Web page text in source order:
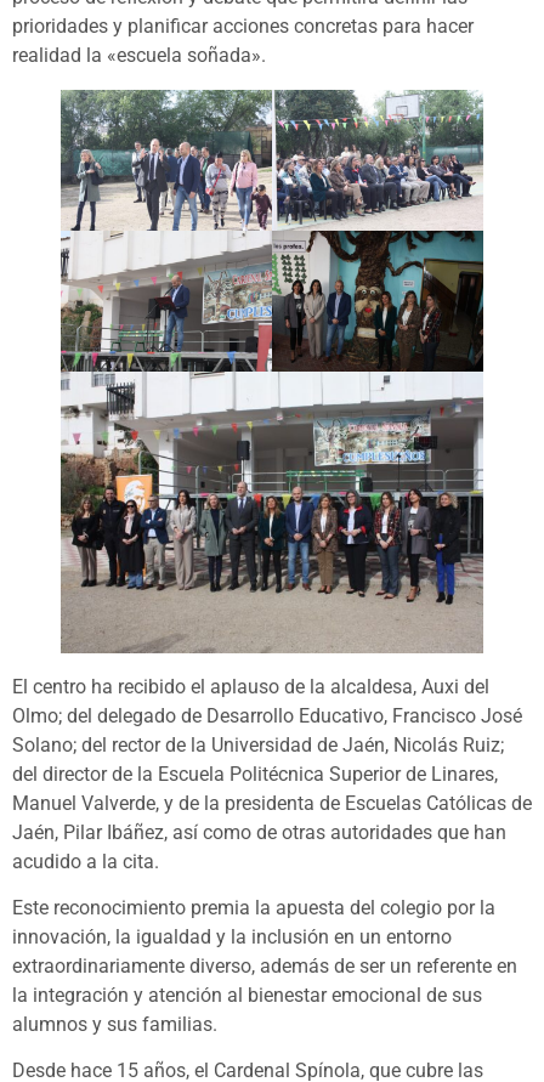
prioridades y planificar acciones concretas para hacer
realidad la «escuela soñada».
El centro ha recibido el aplauso de la alcaldesa, Auxi del
Olmo; del delegado de Desarrollo Educativo, Francisco José
Solano; del rector de la Universidad de Jaén, Nicolás Ruiz;
del director de la Escuela Politécnica Superior de Linares,
Manuel Valverde, y de la presidenta de Escuelas Católicas de
Jaén, Pilar Ibáñez, así como de otras autoridades que han
acudido a la cita.
Este reconocimiento premia la apuesta del colegio por la
innovación, la igualdad y la inclusión en un entorno
extraordinariamente diverso, además de ser un referente en
la integración y atención al bienestar emocional de sus
alumnos y sus familias.
Desde hace 15 años, el Cardenal Spínola, que cubre las